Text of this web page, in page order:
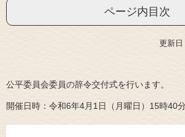
ページ内目次
更新日
公平委員会委員の辞令交付式を行います。
開催日時：令和6年4月1日（月曜日）15時40